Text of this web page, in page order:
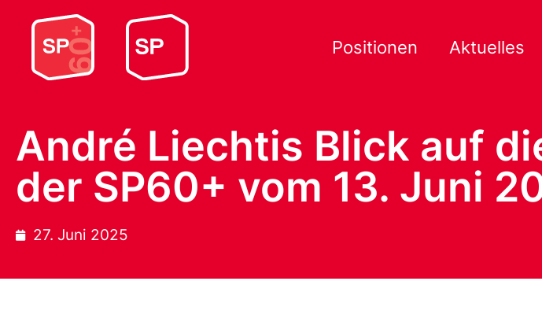
Positionen Aktuelles
André Liechtis Blick auf
der SP60+ vom 13. Juni
27. Juni 2025